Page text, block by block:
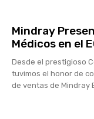
Mindray
Médicos en el
Desde el prestigioso
tuvimos el honor de
de ventas de Mindray